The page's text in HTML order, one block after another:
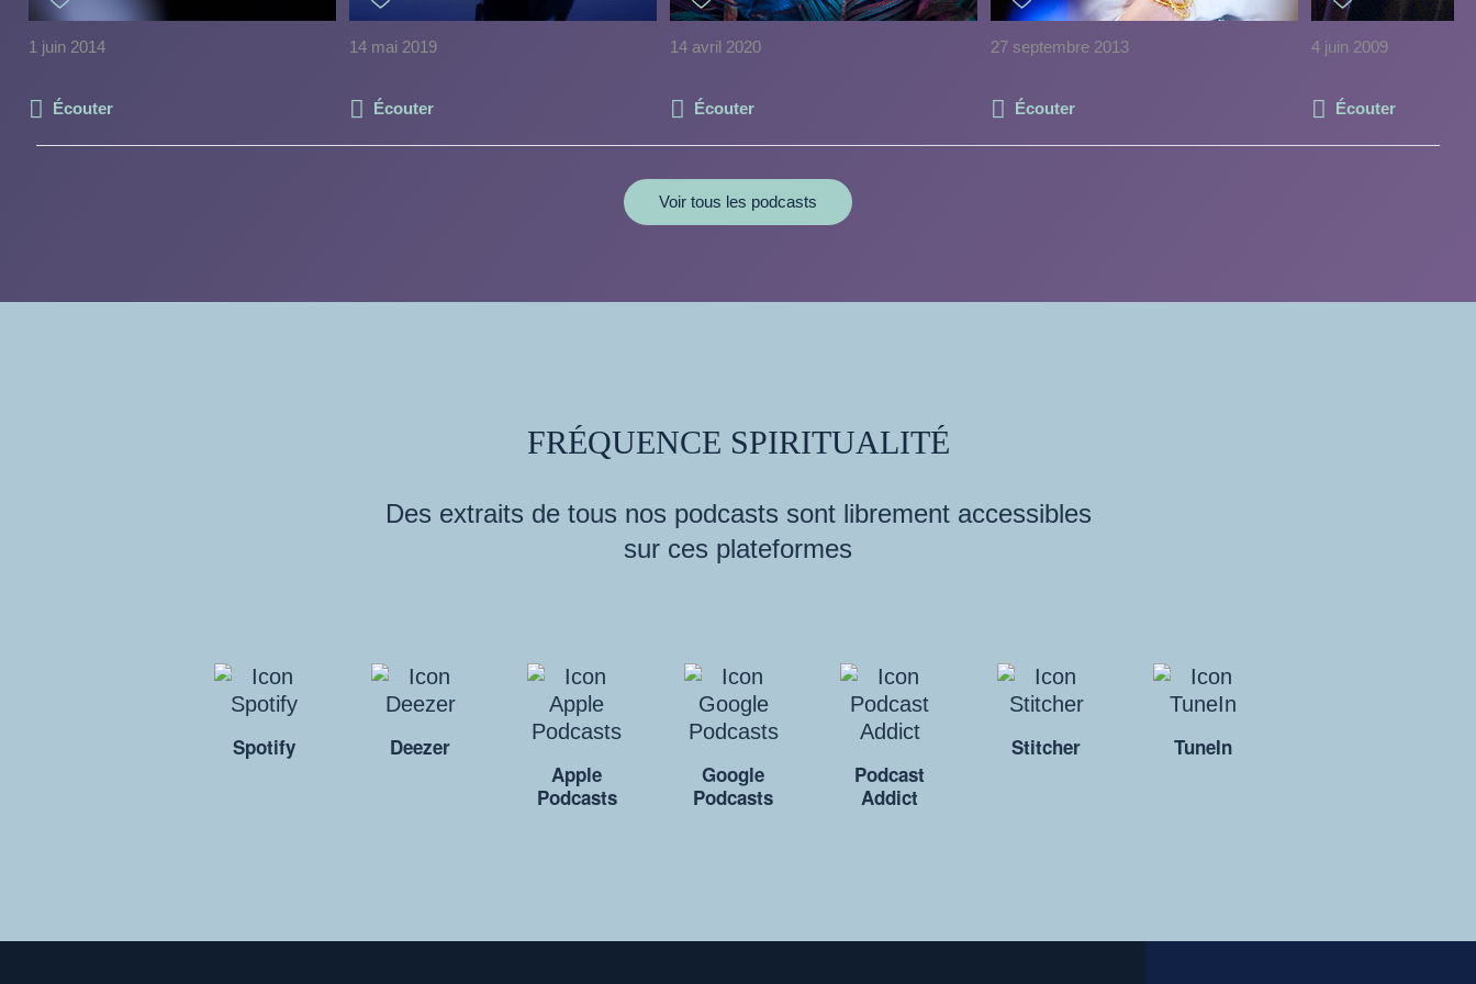
1 juin 2014
Écouter
14 mai 2019
Écouter
14 avril 2020
Écouter
27 septembre 2013
Écouter
4 juin 2009
Écouter
Voir tous les podcasts
FRÉQUENCE SPIRITUALITÉ
Des extraits de tous nos podcasts sont librement accessibles
sur ces plateformes
Spotify
Deezer
Apple
Podcasts
Google
Podcasts
Podcast
Addict
Stitcher TuneIn